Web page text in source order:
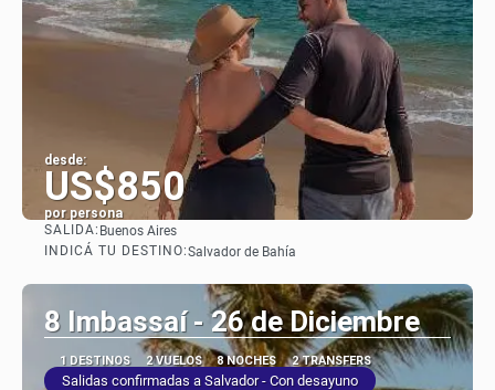
desde:
US$850
por persona
SALIDA: Buenos Aires
INDICÁ TU DESTINO:Salvador de Bahía
8 Imbassaí - 26 de Diciembre
1 DESTINOS 2 VUELOS 8 NOCHES 2 TRANSFERS
Salidas confirmadas a Salvador - Con desayuno